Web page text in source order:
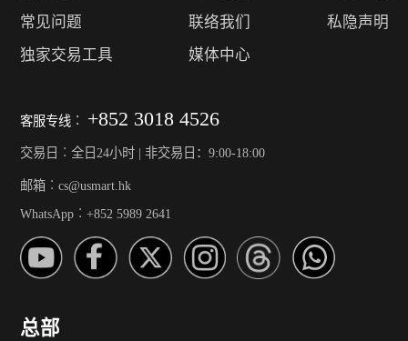
常见问题
独家交易工具
联络我们
媒体中心
私隐声明
客服专线︰ +852 3018 4526
交易日︰全日24小时 | 非交易日：9:00-18:00
邮箱︰cs@usmart.hk
WhatsApp︰+852 5989 2641
总部